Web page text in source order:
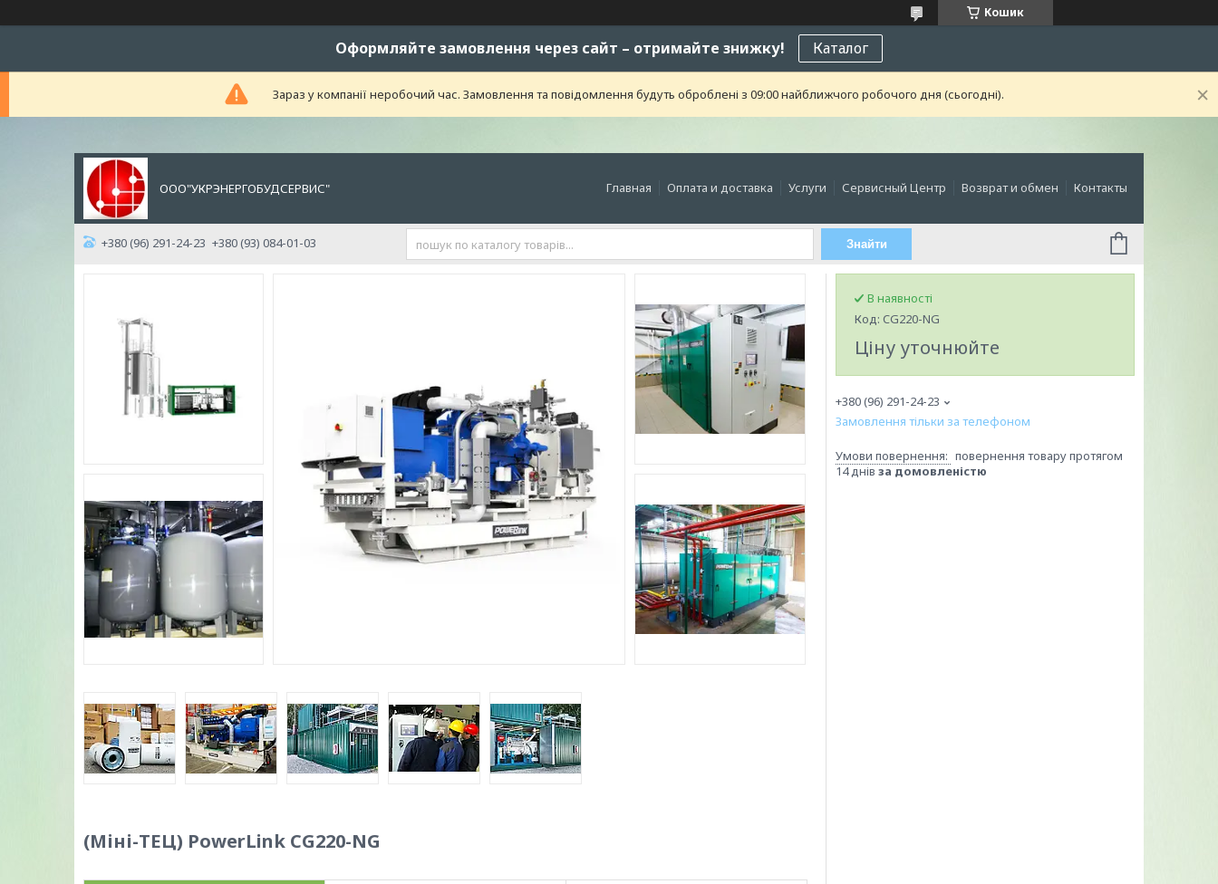
Кошик
Оформляйте замовлення через сайт – отримайте знижку! Каталог
Зараз у компанії неробочий час. Замовлення та повідомлення будуть оброблені з 09:00 найближчого робочого дня (сьогодні).
ООО"УКРЭНЕРГОБУДСЕРВИС" Главная Оплата и доставка Услуги Сервисный Центр Возврат и обмен Контакты
+380 (96) 291-24-23 +380 (93) 084-01-03 Знайти
(Міні-ТЕЦ) PowerLink CG220-NG
В наявності
Код: CG220-NG
Ціну уточнюйте
+380 (96) 291-24-23
Замовлення тільки за телефоном
повернення товару протягом
14 днів за домовленістю